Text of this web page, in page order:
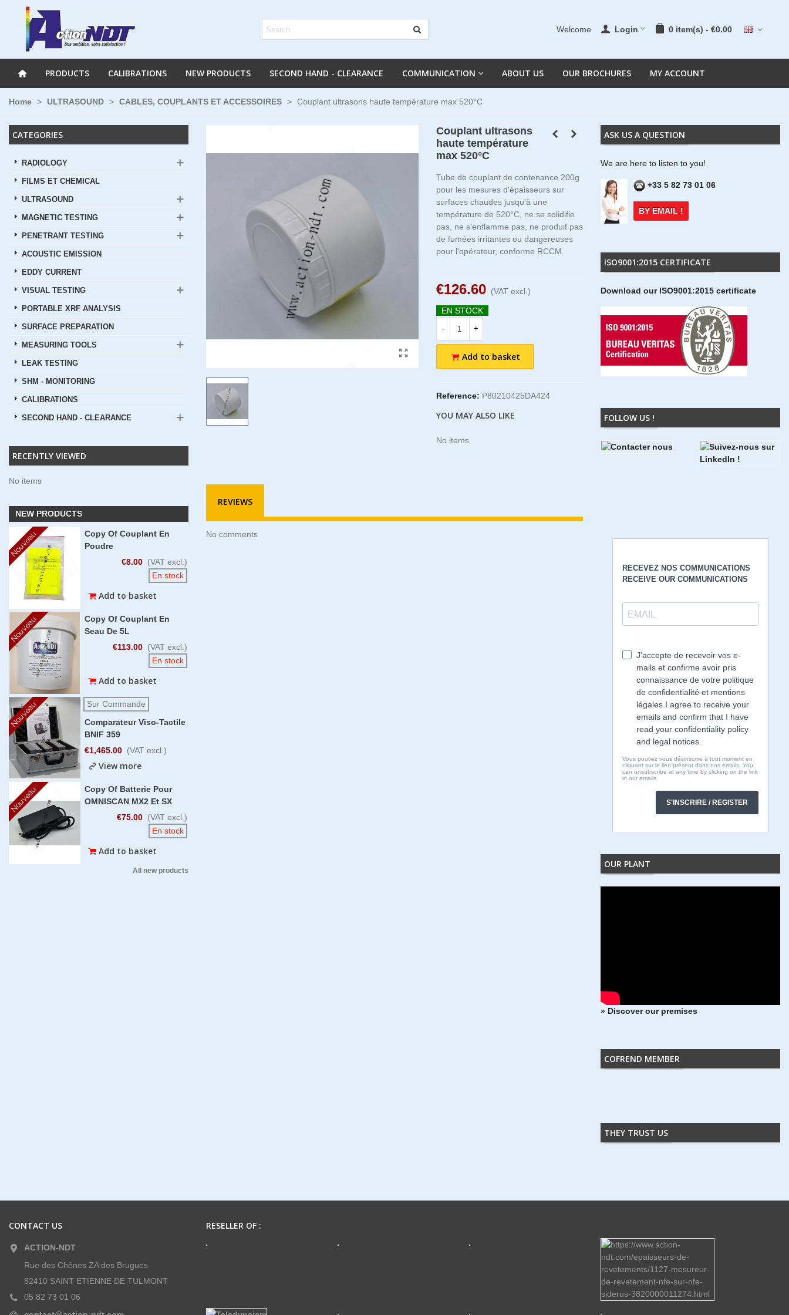
Welcome Login 0 item(s) - €0.00
PRODUCTS CALIBRATIONS NEW PRODUCTS SECOND HAND - CLEARANCE COMMUNICATION ABOUT US OUR BROCHURES MY ACCOUNT
Home > ULTRASOUND > CABLES, COUPLANTS ET ACCESSOIRES > Couplant ultrasons haute température max 520°C
CATEGORIES
RADIOLOGY
FILMS ET CHEMICAL
ULTRASOUND
MAGNETIC TESTING
PENETRANT TESTING
ACOUSTIC EMISSION
EDDY CURRENT
VISUAL TESTING
PORTABLE XRF ANALYSIS
SURFACE PREPARATION
MEASURING TOOLS
LEAK TESTING
SHM - MONITORING
CALIBRATIONS
SECOND HAND - CLEARANCE
RECENTLY VIEWED
No items
NEW PRODUCTS
Nouveau
Copy Of Couplant En
Poudre
€8.00 (VAT excl.)
En stock
Add to basket
Nouveau
Copy Of Couplant En
Seau De 5L
€113.00 (VAT excl.)
En stock
Add to basket
Nouveau
Sur Commande
Comparateur Viso-Tactile
BNIF 359
€1,465.00 (VAT excl.)
View more
Nouveau
Copy Of Batterie Pour
OMNISCAN MX2 Et SX
€75.00 (VAT excl.)
En stock
Add to basket
All new products
ASK US A QUESTION
We are here to listen to you!
+33 5 82 73 01 06
BY EMAIL !
ISO9001:2015 CERTIFICATE
Download our ISO9001:2015 certificate
FOLLOW US !
OUR PLANT
» Discover our premises
COFREND MEMBER
THEY TRUST US
Couplant ultrasons
haute température
max 520°C
Tube de couplant de contenance 200g
pour les mesures d'épaisseurs sur
surfaces chaudes jusqu'à une
température de 520°C, ne se solidifie
pas, ne s'enflamme pas, ne produit pas
de fumées irritantes ou dangereuses
pour l'opérateur, conforme RCCM.
€126.60 (VAT excl.)
EN STOCK
- +
Add to basket
Reference: P80210425DA424
YOU MAY ALSO LIKE
No items
REVIEWS
No comments
CONTACT US
ACTION-NDT
Rue des Chênes ZA des Brugues
82410 SAINT ETIENNE DE TULMONT
05 82 73 01 06
RESELLER OF :